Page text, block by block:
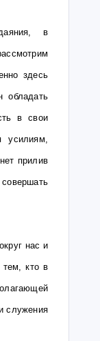
в
здесь
обладать
в свои
усилиям,
прилив
нас и
тем, кто в
служения